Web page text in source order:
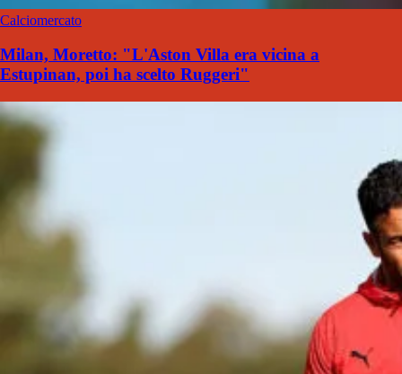
Calciomercato
Milan, Moretto: "L'Aston Villa era vicina a
Estupinan, poi ha scelto Ruggeri"